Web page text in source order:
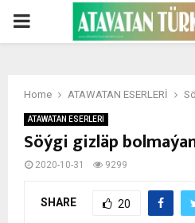
PRIMARY
Home ATAWATAN ESERLERİ
ATAWATAN ESERLERİ
Söýgi gizläp
2020-10-31 9299
SHARE 20